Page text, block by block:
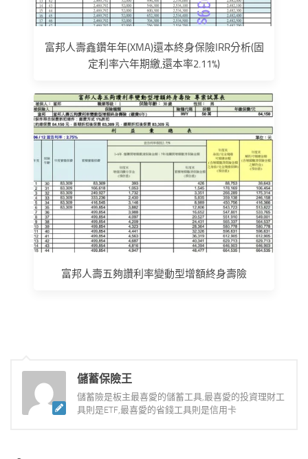
富邦人壽鑫鑽年年(XMA)還本終身保險IRR分析(固
定利率六年期繳,還本率2.11%)
富邦人壽五夠讚利率變動型增額終身壽險
儲蓄保險王
儲蓄險是板主最喜愛的儲蓄工具,最喜愛的投資理財工
具則是ETF,最喜愛的省錢工具則是信用卡